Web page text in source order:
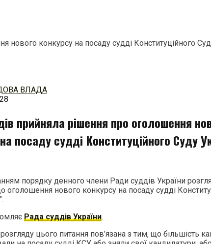
нового конкурсу на посаду судді Конституційного
ВЛАДА
прийняла рішення про оголошення
посаду судді Конституційного Суду
порядку денного члени Ради суддів України
оголошення нового конкурсу на посаду судді
Рада суддів України.
цього питання пов’язана з тим, що більшість